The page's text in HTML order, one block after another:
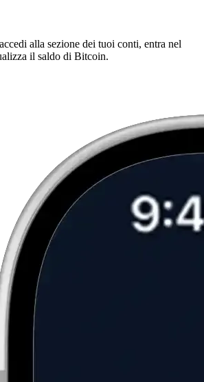
alla sezione dei tuoi conti, entra nel
il saldo di Bitcoin.